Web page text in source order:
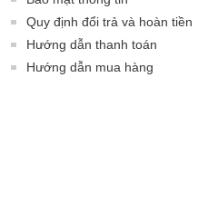
Quy định đổi trả và hoàn tiền
Hướng dẫn thanh toán
Hướng dẫn mua hàng